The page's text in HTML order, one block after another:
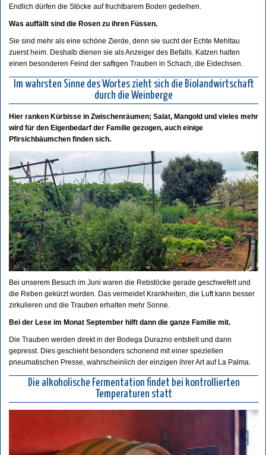
Endlich dürfen die Stöcke auf fruchtbarem Boden gedeihen.
Was auffällt sind die Rosen zu ihren Füssen.
Sie sind mehr als eine schöne Zierde, denn sie sucht der Echte Mehltau
zuerst heim. Deshalb dienen sie als Anzeiger des Befalls. Katzen halten
einen besonderen Feind der saftigen Trauben in Schach, die Eidechsen.
Im wahrsten Sinne des Wortes zieht sich die Biolandwirtschaft
durch die Weinberge
Hier ranken Kürbisse in Zwischenräumen; Salat, Mangold und vieles mehr
wird für den Eigenbedarf der Familie gezogen, auch einige
Pfirsichbäumchen finden sich.
Bei unserem Besuch im Juni waren die Rebstöcke gerade geschwefelt und
die Reben gekürzt worden. Das vermeidet Krankheiten, die Luft kann besser
zirkulieren und die Trauben erhalten mehr Sonne.
Bei der Lese im Monat September hilft dann die ganze Familie mit.
Die Trauben werden direkt in der Bodega Durazno entstielt und dann
gepresst. Dies geschieht besonders schonend mit einer speziellen
pneumatischen Presse, wahrscheinlich der einzigen ihrer Art auf La Palma.
Die alkoholische Fermentation findet bei kontrollierten
Temperaturen statt